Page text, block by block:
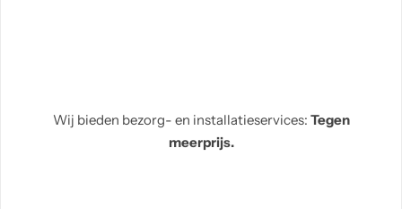
Wij bieden bezorg- en installatieservices: Tegen
meerprijs.